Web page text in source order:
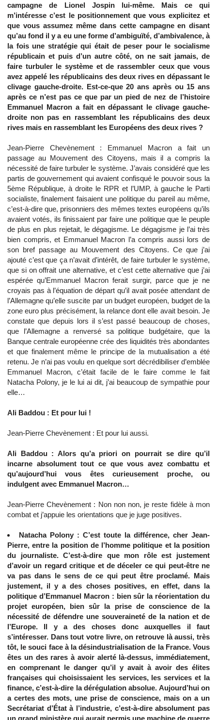
campagne de Lionel Jospin lui-même. Mais ce qui
m’intéresse c’est le positionnement que vous explicitez et
que vous assumez même dans cette campagne en disant
qu’au fond il y a eu une forme d’ambiguïté, d’ambivalence, à
la fois une stratégie qui était de peser pour le socialisme
républicain et puis d’un autre côté, on ne sait jamais, de
faire turbuler le système et de rassembler ceux que vous
avez appelé les républicains des deux rives en dépassant le
clivage gauche-droite. Est-ce-que 20 ans après ou 15 ans
après ce n’est pas ce que par un pied de nez de l’histoire
Emmanuel Macron a fait en dépassant le clivage gauche-
droite non pas en rassemblant les républicains des deux
rives mais en rassemblant les Européens des deux rives ?
Jean-Pierre Chevènement : Emmanuel Macron a fait un
passage au Mouvement des Citoyens, mais il a compris la
nécessité de faire turbuler le système. J’avais considéré que les
partis de gouvernement qui avaient confisqué le pouvoir sous la
5ème République, à droite le RPR et l’UMP, à gauche le Parti
socialiste, finalement faisaient une politique du pareil au même,
c’est-à-dire que, prisonniers des mêmes textes européens qu’ils
avaient votés, ils finissaient par faire une politique que le peuple
de plus en plus rejetait, le dégagisme. Le dégagisme je l’ai très
bien compris, et Emmanuel Macron l’a compris aussi lors de
son bref passage au Mouvement des Citoyens. Ce que j’ai
ajouté c’est que ça n’avait d’intérêt, de faire turbuler le système,
que si on offrait une alternative, et c’est cette alternative que j’ai
espérée qu’Emmanuel Macron ferait surgir, parce que je ne
croyais pas à l’équation de départ qu’il avait posée attendant de
l’Allemagne qu’elle suscite par un budget européen, budget de la
zone euro plus précisément, la relance dont elle avait besoin. Je
constate que depuis lors il s’est passé beaucoup de choses,
que l’Allemagne a renversé sa politique budgétaire, que la
Banque centrale européenne crée des liquidités très abondantes
et que finalement même le principe de la mutualisation a été
retenu. Je n’ai pas voulu en quelque sort décrédibiliser d’emblée
Emmanuel Macron, c’était facile de le faire comme le fait
Natacha Polony, je le lui ai dit, j’ai beaucoup de sympathie pour
elle…
Ali Baddou : Et pour lui !
Jean-Pierre Chevènement : Et pour lui aussi.
Ali Baddou : Alors qu’a priori on pourrait se dire qu’il
incarne absolument tout ce que vous avez combattu et
qu’aujourd’hui vous êtes curieusement proche, ou
indulgent avec Emmanuel Macron…
Jean-Pierre Chevènement : Non non non, je reste fidèle à mon
combat et j’appuie les orientations que je juge positives.
Natacha Polony : C’est toute la différence, cher Jean-
Pierre, entre la position de l’homme politique et la position
du journaliste. C’est-à-dire que mon rôle est justement
d’avoir un regard critique et de déceler ce qui peut-être ne
va pas dans le sens de ce qui peut être proclamé. Mais
justement, il y a des choses positives, en effet, dans la
politique d’Emmanuel Macron : bien sûr la réorientation du
projet européen, bien sûr la prise de conscience de la
nécessité de défendre une souveraineté de la nation et de
l’Europe. Il y a des choses donc auxquelles il faut
s’intéresser. Dans tout votre livre, on retrouve là aussi, très
tôt, le souci face à la désindustrialisation de la France. Vous
êtes un des rares à avoir alerté là-dessus, immédiatement,
en comprenant le danger qu’il y avait à avoir des élites
françaises qui choisissaient les services, les services et la
finance, c’est-à-dire la dérégulation absolue. Aujourd’hui on
a certes des mots, une prise de conscience, mais on a un
Secrétariat d’État à l’industrie, c’est-à-dire absolument pas